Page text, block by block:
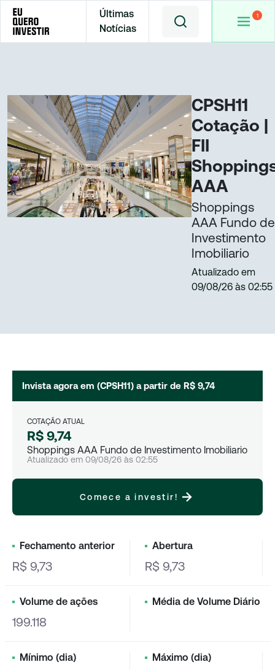
Últimas
Notícias
Home Cotações
CPSH11
Cotação |
FII
AAA
Shoppings
AAA Fundo de
Investimento
Imobiliario
Atualizado em
09/08/26 às 02:55
Invista agora em (CPSH11) a partir de R$ 9,74
COTAÇÃO ATUAL
R$ 9,74
Shoppings AAA Fundo de Investimento Imobiliario
Atualizado em 09/08/26 às 02:55
Comece a investir!
Fechamento anterior
R$ 9,73
Abertura
R$ 9,73
Volume de ações
199.118
Média de Volume Diário
Mínimo (dia) Máximo (dia)